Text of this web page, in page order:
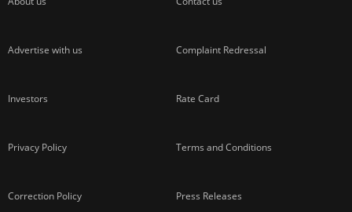
Advertise with us Complaint Redressal
Investors Rate Card
Privacy Policy Terms and Conditions
Correction Policy Press Releases